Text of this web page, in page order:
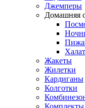
Джемперы
Домашняя
Жакеты
Жилетки
Кардиганы
Колготки
Комплекты